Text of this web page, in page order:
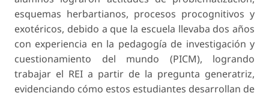
esquemas herbartianos, procesos procognitivos y
exotéricos, debido a que la escuela llevaba dos años
con experiencia en la pedagogía de investigación y
cuestionamiento del mundo (PICM), logrando
trabajar el REI a partir de la pregunta generatriz,
evidenciando cómo estos estudiantes desarrollan de